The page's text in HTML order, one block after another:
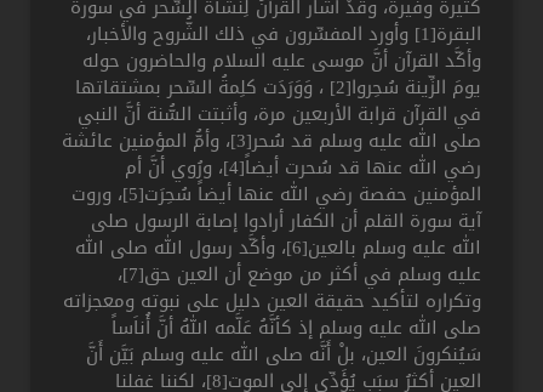
كثيرةٌ وفيرة، وقدْ أشار القرآنُ لِنَشْأَة السِّحر في سورة
البقرة[1] وأورد المفسِّرون في ذلك الشُّروح والأخبار،
وأكَّد القرآن أنَّ موسى عليه السلام والحاضرون حوله
يومَ الزِّينة سُحِروا[2] ، وَوَرَدَت كلِمةُ السِّحر بمشتقاتها
في القرآن قرابة الأربعين مرة، وأثبتت السُّنة أنَّ النبي
صلى الله عليه وسلم قد سُحر[3]، وأمُّ المؤمنين عائشة
رضي الله عنها قد سُحرت أيضاً[4]، ورُوي أنَّ أم
المؤمنين حفصة رضي الله عنها أيضاً سُحِرَت[5]، وروت
آية سورة القلم أن الكفار أرادوا إصابة الرسول صلى
الله عليه وسلم بالعين[6]، وأكَّد رسول الله صلى الله
عليه وسلم في أكثر من موضع أن العين حق[7]،
وتكراره لتأكيد حقيقة العين دليل على نبوته ومعجزاته
صلى الله عليه وسلم إذ كأنَّهُ عَلَّمه اللهُ أنَّ أُناَساً
سَيُنكرونَ العين، بلْ أَنَّه صلى الله عليه وسلم بَيَّن أَنَّ
العين أكثرُ سبَبٍ يُؤَدِّي إلى الموت[8]، لكننا غفلنا